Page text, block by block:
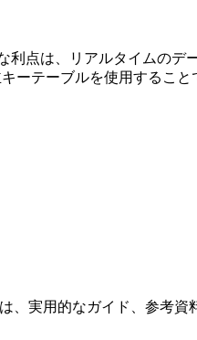
点は、リアルタイムの
ーテーブルを使用するこ
、実用的なガイド、参考